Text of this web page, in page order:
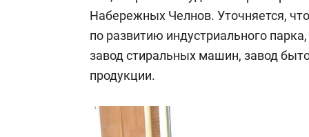
Набережных Челнов. Уточняется,
по развитию индустриального
завод стиральных машин, завод
продукции.